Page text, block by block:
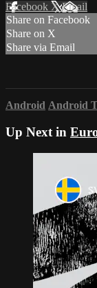
Facebook XEmail
Share on Facebook
Share on X
Share via Email
Android Android
Up Next in